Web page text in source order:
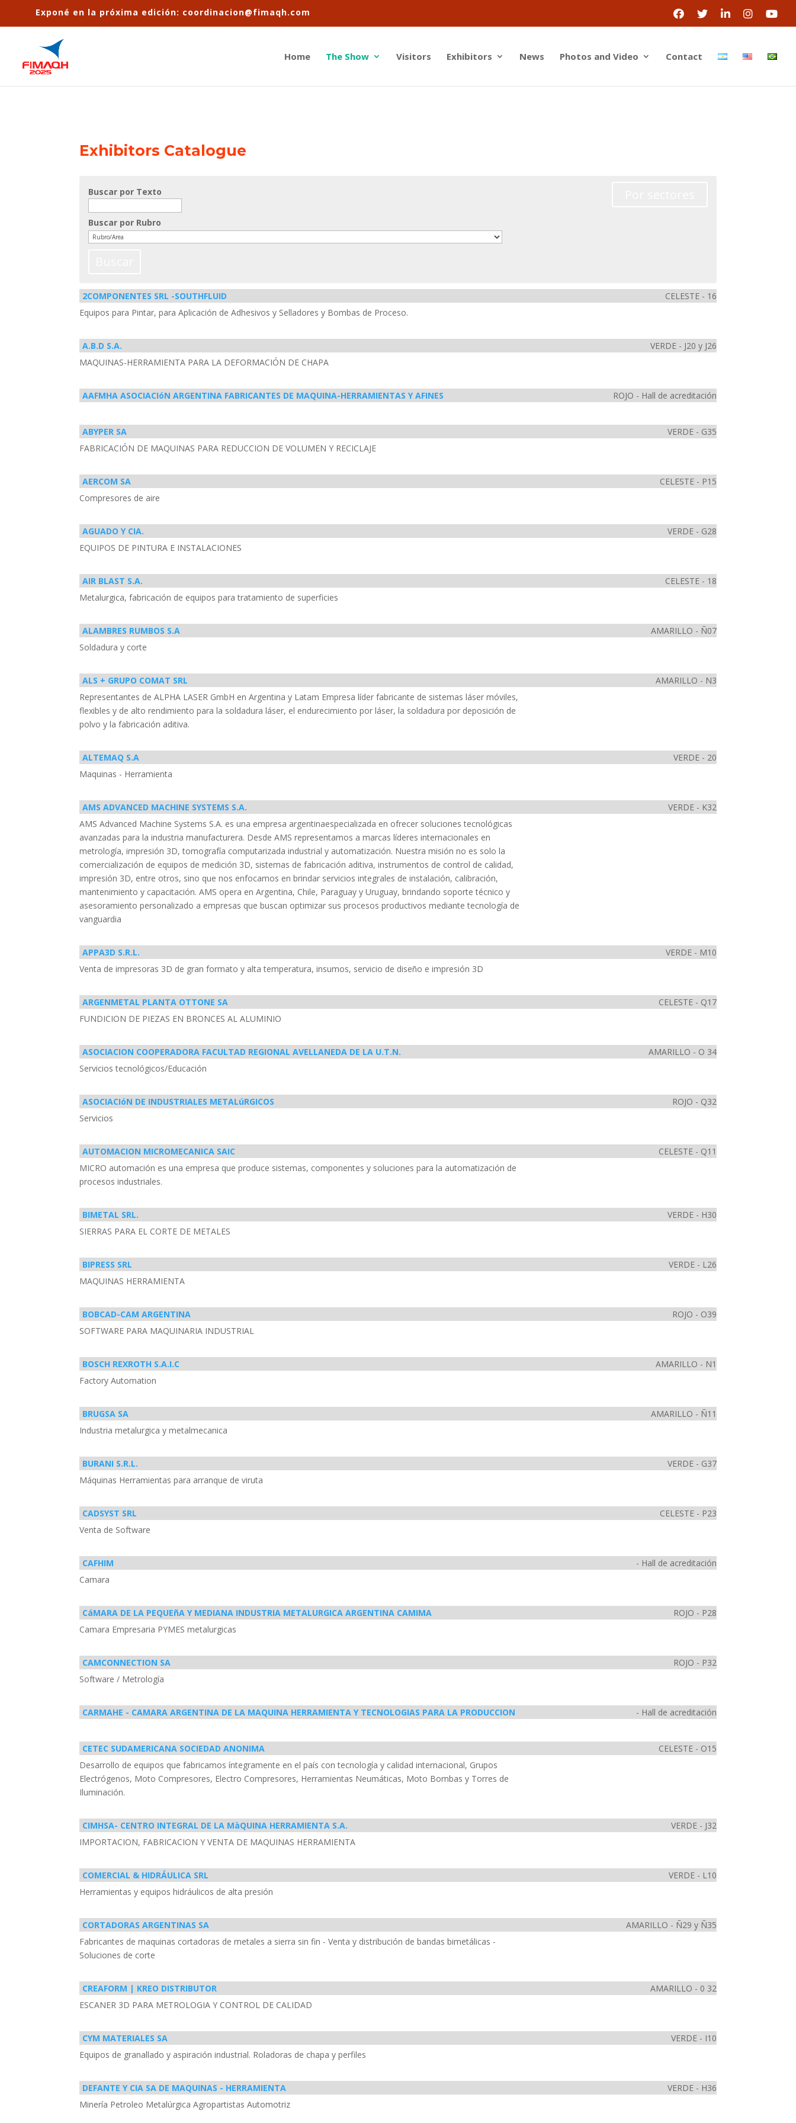
Exponé en la próxima edición: coordinacion@fimaqh.com
Home The Show Visitors Exhibitors News Photos and Video Contact
Exhibitors Catalogue
Buscar por Texto
Buscar por Rubro
2COMPONENTES SRL -SOUTHFLUID
CELESTE - 16
Equipos para Pintar, para Aplicación de Adhesivos y Selladores y Bombas de Proceso.
A.B.D S.A.
VERDE - J20 y J26
MAQUINAS-HERRAMIENTA PARA LA DEFORMACIÓN DE CHAPA
AAFMHA ASOCIACIóN ARGENTINA FABRICANTES DE MAQUINA-HERRAMIENTAS Y AFINES ROJO - Hall de acreditación
ABYPER SA
VERDE - G35
FABRICACIÓN DE MAQUINAS PARA REDUCCION DE VOLUMEN Y RECICLAJE
AERCOM SA
CELESTE - P15
Compresores de aire
AGUADO Y CIA.
VERDE - G28
EQUIPOS DE PINTURA E INSTALACIONES
AIR BLAST S.A.
CELESTE - 18
Metalurgica, fabricación de equipos para tratamiento de superficies
ALAMBRES RUMBOS S.A
AMARILLO - Ñ07
Soldadura y corte
ALS + GRUPO COMAT SRL
AMARILLO - N3
Representantes de ALPHA LASER GmbH en Argentina y Latam Empresa líder fabricante de sistemas láser móviles,
flexibles y de alto rendimiento para la soldadura láser, el endurecimiento por láser, la soldadura por deposición de
polvo y la fabricación aditiva.
ALTEMAQ S.A
VERDE - 20
Maquinas - Herramienta
AMS ADVANCED MACHINE SYSTEMS S.A.
VERDE - K32
AMS Advanced Machine Systems S.A. es una empresa argentinaespecializada en ofrecer soluciones tecnológicas
avanzadas para la industria manufacturera. Desde AMS representamos a marcas líderes internacionales en
metrología, impresión 3D, tomografía computarizada industrial y automatización. Nuestra misión no es solo la
comercialización de equipos de medición 3D, sistemas de fabricación aditiva, instrumentos de control de calidad,
impresión 3D, entre otros, sino que nos enfocamos en brindar servicios integrales de instalación, calibración,
mantenimiento y capacitación. AMS opera en Argentina, Chile, Paraguay y Uruguay, brindando soporte técnico y
asesoramiento personalizado a empresas que buscan optimizar sus procesos productivos mediante tecnología de
vanguardia
APPA3D S.R.L.
VERDE - M10
Venta de impresoras 3D de gran formato y alta temperatura, insumos, servicio de diseño e impresión 3D
ARGENMETAL PLANTA OTTONE SA
CELESTE - Q17
FUNDICION DE PIEZAS EN BRONCES AL ALUMINIO
ASOCIACION COOPERADORA FACULTAD REGIONAL AVELLANEDA DE LA U.T.N.
AMARILLO - O 34
Servicios tecnológicos/Educación
ASOCIACIóN DE INDUSTRIALES METALúRGICOS
ROJO - Q32
Servicios
AUTOMACION MICROMECANICA SAIC
CELESTE - Q11
MICRO automación es una empresa que produce sistemas, componentes y soluciones para la automatización de
procesos industriales.
BIMETAL SRL.
VERDE - H30
SIERRAS PARA EL CORTE DE METALES
BIPRESS SRL
VERDE - L26
MAQUINAS HERRAMIENTA
BOBCAD-CAM ARGENTINA
ROJO - O39
SOFTWARE PARA MAQUINARIA INDUSTRIAL
BOSCH REXROTH S.A.I.C
AMARILLO - N1
Factory Automation
BRUGSA SA
AMARILLO - Ñ11
Industria metalurgica y metalmecanica
BURANI S.R.L.
VERDE - G37
Máquinas Herramientas para arranque de viruta
CADSYST SRL
CELESTE - P23
Venta de Software
CAFHIM
- Hall de acreditación
Camara
CáMARA DE LA PEQUEñA Y MEDIANA INDUSTRIA METALURGICA ARGENTINA CAMIMA
ROJO - P28
Camara Empresaria PYMES metalurgicas
CAMCONNECTION SA
ROJO - P32
Software / Metrología
CARMAHE - CAMARA ARGENTINA DE LA MAQUINA HERRAMIENTA Y TECNOLOGIAS PARA LA PRODUCCION - Hall de acreditación
CETEC SUDAMERICANA SOCIEDAD ANONIMA
CELESTE - O15
Desarrollo de equipos que fabricamos íntegramente en el país con tecnología y calidad internacional, Grupos
Electrógenos, Moto Compresores, Electro Compresores, Herramientas Neumáticas, Moto Bombas y Torres de
Iluminación.
CIMHSA- CENTRO INTEGRAL DE LA MàQUINA HERRAMIENTA S.A.
VERDE - J32
IMPORTACION, FABRICACION Y VENTA DE MAQUINAS HERRAMIENTA
COMERCIAL & HIDRÁULICA SRL
VERDE - L10
Herramientas y equipos hidráulicos de alta presión
CORTADORAS ARGENTINAS SA
AMARILLO - Ñ29 y Ñ35
Fabricantes de maquinas cortadoras de metales a sierra sin fin - Venta y distribución de bandas bimetálicas -
Soluciones de corte
CREAFORM | KREO DISTRIBUTOR
AMARILLO - 0 32
ESCANER 3D PARA METROLOGIA Y CONTROL DE CALIDAD
CYM MATERIALES SA
VERDE - I10
Equipos de granallado y aspiración industrial. Roladoras de chapa y perfiles
DEFANTE Y CIA SA DE MAQUINAS - HERRAMIENTA
VERDE - H36
Minería Petroleo Metalúrgica Agropartistas Automotriz